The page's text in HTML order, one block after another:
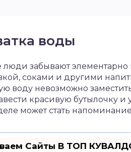
воды
люди забывают элементарно
соками и другими
воду невозможно
красивую бутылочку
может стать
Сайты В ТОП